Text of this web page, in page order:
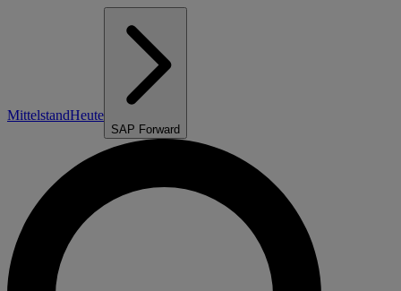
MittelstandHeute
SAP Forward